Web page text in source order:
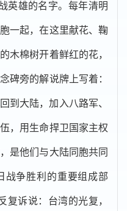
英雄的名字。每年清明
一起，在这里献花、鞠
木棉树开着鲜红的花，
碑旁的解说牌上写着：
到大陆，加入八路军、
，用生命捍卫国家主权
是他们与大陆同胞共同
战争胜利的重要组成部
复诉说：台湾的光复，